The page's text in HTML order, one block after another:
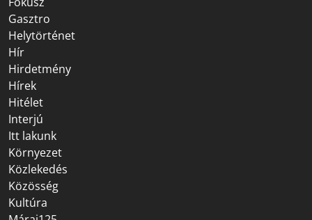
Gasztro
Helytörténet
Hír
Hirdetmény
Hírek
Hitélet
Interjú
Itt lakunk
Környezet
Közlekedés
Közösség
Kultúra